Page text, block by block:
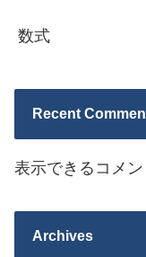
数式
Recent
表示できるコメン
Archives